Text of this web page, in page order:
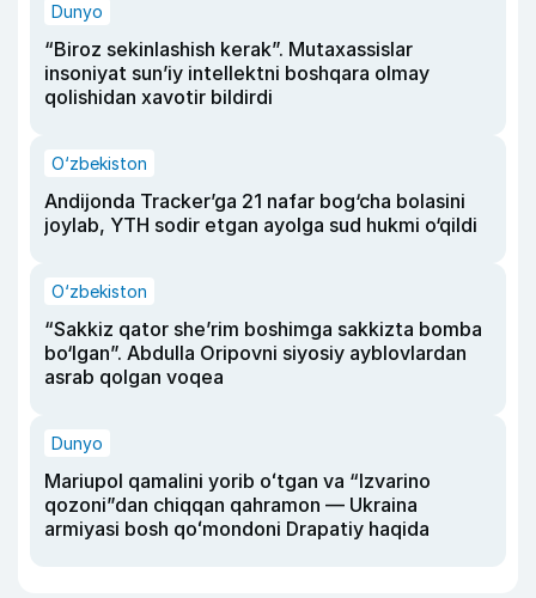
Dunyo
“Biroz sekinlashish kerak”. Mutaxassislar
insoniyat sun’iy intellektni boshqara olmay
qolishidan xavotir bildirdi
O‘zbekiston
Andijonda Tracker’ga 21 nafar bog‘cha bolasini
joylab, YTH sodir etgan ayolga sud hukmi o‘qildi
O‘zbekiston
“Sakkiz qator she’rim boshimga sakkizta bomba
bo‘lgan”. Abdulla Oripovni siyosiy ayblovlardan
asrab qolgan voqea
Dunyo
Mariupol qamalini yorib oʻtgan va “Izvarino
qozoni”dan chiqqan qahramon — Ukraina
armiyasi bosh qoʻmondoni Drapatiy haqida